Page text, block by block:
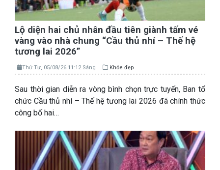
Lộ diện hai chủ nhân đầu tiên giành tấm vé
vàng vào nhà chung “Cầu thủ nhí – Thế hệ
tương lai 2026”
Thứ Tư, 05/08/26 11:12 Sáng Khỏe đẹp
Sau thời gian diễn ra vòng bình chọn trực tuyến, Ban tổ
chức Cầu thủ nhí – Thế hệ tương lai 2026 đã chính thức
công bố hai…